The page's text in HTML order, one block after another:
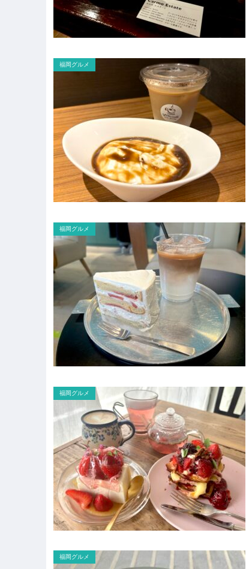
福岡グルメ
福岡グルメ
福岡グルメ
福岡グルメ